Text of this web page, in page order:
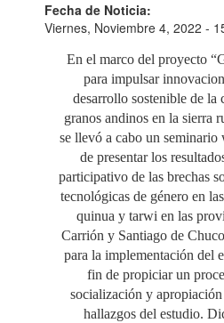
Fecha de Noticia:
Viernes, Noviembre 4, 2022 -
En el marco del proyecto
para impulsar
desarrollo sostenible de la
granos andinos en la sierra
se llevó a cabo un
de presentar los
participativo de las brechas
tecnológicas de género en
quinua y tarwi en las
Carrión y Santiago de
para la implementación del
fin de propiciar un
socialización y
hallazgos del estudio.